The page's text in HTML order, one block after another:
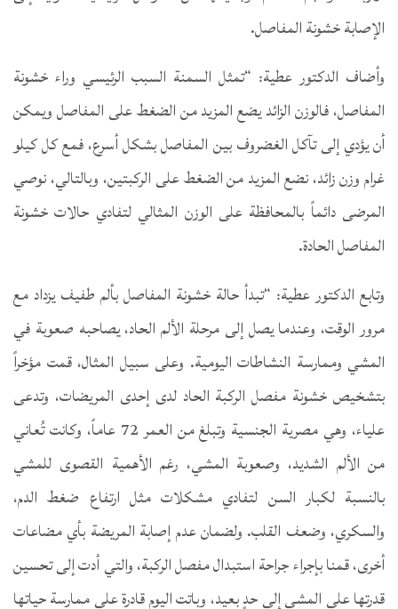
الإصابة خشونة المفاصل.
وأضاف الدكتور عطية: “تمثل السمنة السبب الرئيسي وراء خشونة
المفاصل، فالوزن الزائد يضع المزيد من الضغط على المفاصل ويمكن
أن يؤدي إلى تآكل الغضروف بين المفاصل بشكل أسرع، فمع كل كيلو
غرام وزن زائد، نضع المزيد من الضغط على الركبتين، وبالتالي، نوصي
المرضى دائماً بالمحافظة على الوزن المثالي لتفادي حالات خشونة
المفاصل الحادة.
وتابع الدكتور عطية: “تبدأ حالة خشونة المفاصل بألم طفيف يزداد مع
مرور الوقت، وعندما يصل إلى مرحلة الألم الحاد، يصاحبه صعوبة في
المشي وممارسة النشاطات اليومية. وعلى سبيل المثال، قمت مؤخراً
بتشخيص خشونة مفصل الركبة الحاد لدى إحدى المريضات، وتدعى
علياء، وهي مصرية الجنسية وتبلغ من العمر 72 عاماً، وكانت تُعاني
من الألم الشديد، وصعوبة المشي، رغم الأهمية القصوى للمشي
بالنسبة لكبار السن لتفادي مشكلات مثل ارتفاع ضغط الدم،
والسكري، وضعف القلب. ولضمان عدم إصابة المريضة بأي مضاعات
أخرى، قمنا بإجراء جراحة استبدال مفصل الركبة، والتي أدت إلى تحسين
قدرتها على المشي إلى حدٍ بعيد، وباتت اليوم قادرة على ممارسة حياتها